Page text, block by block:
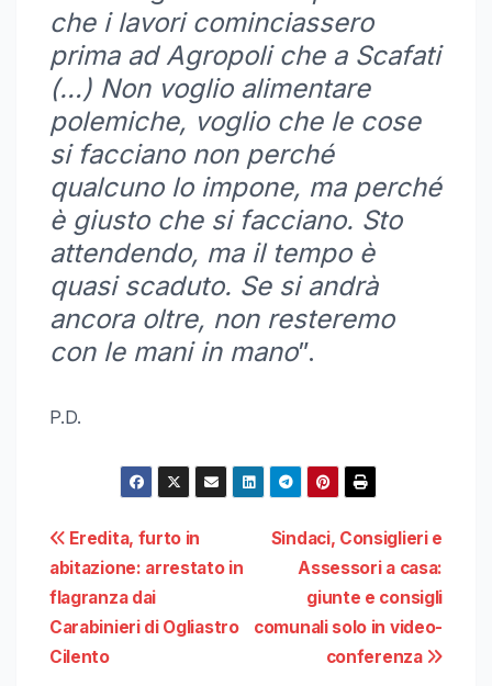
che i lavori cominciassero
prima ad Agropoli che a Scafati
(…) Non voglio alimentare
polemiche, voglio che le cose
si facciano non perché
qualcuno lo impone, ma perché
è giusto che si facciano. Sto
attendendo, ma il tempo è
quasi scaduto. Se si andrà
ancora oltre, non resteremo
con le mani in mano”.
P.D.
Navigazione
articoli
Sindaci, Consiglieri e
Assessori a casa:
giunte e consigli
comunali solo in video-
conferenza
Eredita, furto in
abitazione: arrestato in
flagranza dai
Carabinieri di Ogliastro
Cilento